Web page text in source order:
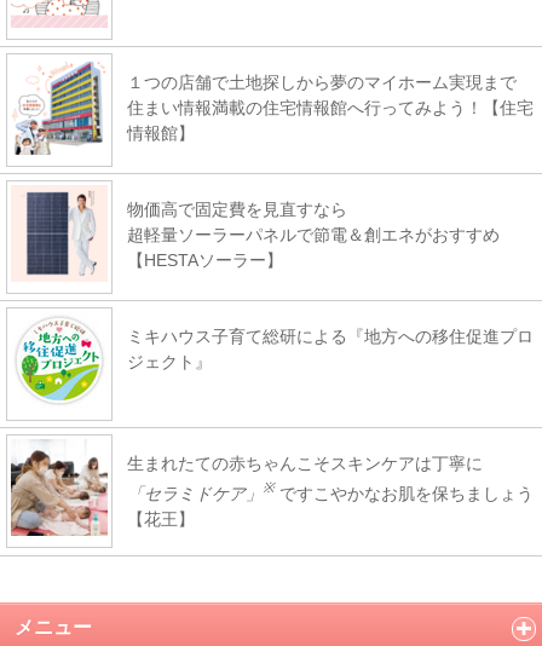
１つの店舗で土地探しから夢のマイホーム実現まで
住まい情報満載の住宅情報館へ行ってみよう！【住宅
情報館】
物価高で固定費を見直すなら
超軽量ソーラーパネルで節電＆創エネがおすすめ
【HESTAソーラー】
ミキハウス子育て総研による『地方への移住促進プロ
ジェクト』
生まれたての赤ちゃんこそスキンケアは丁寧に
「セラミドケア」
※ ですこやかなお肌を保ちましょう
【花王】
メニュー